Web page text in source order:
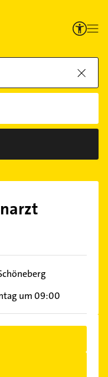
um 09:00